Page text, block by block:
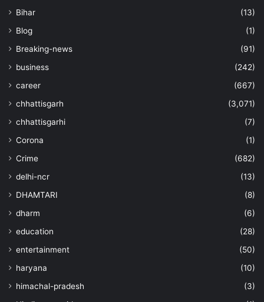
Bihar
(13)
Blog
(1)
Breaking-news
(91)
business
(242)
career
(667)
chhattisgarh
(3,071)
chhattisgarhi
(7)
Corona
(1)
Crime
(682)
delhi-ncr
(13)
DHAMTARI
(8)
dharm
(6)
education
(28)
entertainment
(50)
haryana
(10)
himachal-pradesh
(3)